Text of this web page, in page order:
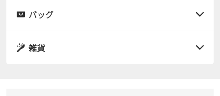
スニーカー
サンダル
サンダル
バッグ
雑貨